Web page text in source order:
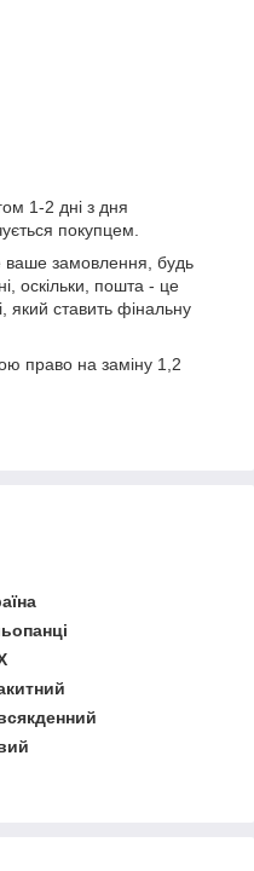
1-2 дні з дня
покупцем.
ваше замовлення, будь
оскільки, пошта - це
який ставить фінальну
право на заміну 1,2